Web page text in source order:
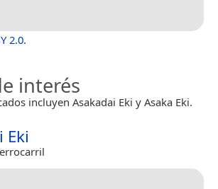
2.0.
interés
incluyen Asakadai Eki y Asaka Eki.
Eki